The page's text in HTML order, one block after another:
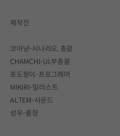
제작진
코아냥-시나리오, 총괄
CHAMCHI-UI,부총괄
포도팡이-프로그래머
MIKIRI-일러스트
ALTEM-사운드
성우-롤쟝